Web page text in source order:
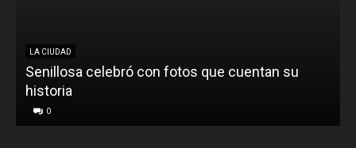
LA CIUDAD
Senillosa celebró con fotos que cuentan su
historia
0